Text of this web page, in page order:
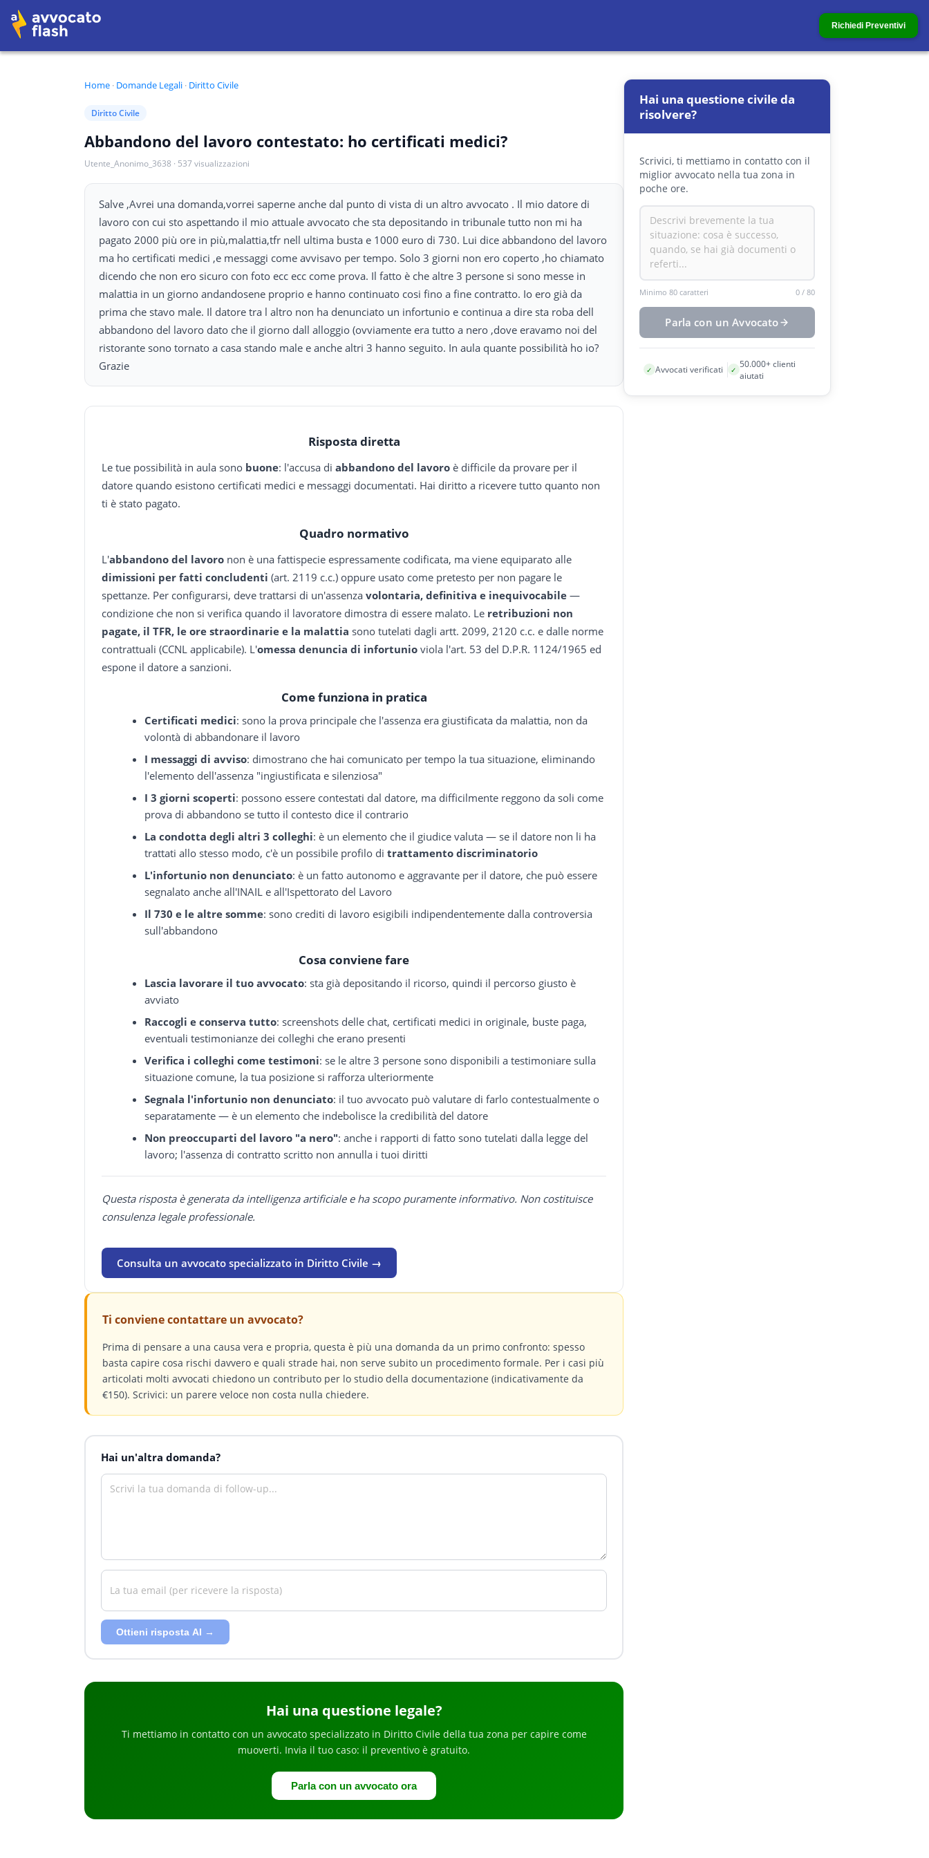
Richiedi Preventivi
Home · Domande Legali · Diritto Civile
Diritto Civile
Abbandono del lavoro contestato: ho certificati medici?
Utente_Anonimo_3638 · 537visualizzazioni
Salve ,Avrei una domanda,vorrei saperne anche dal punto di vista di un altro avvocato . Il mio datore di
lavoro con cui sto aspettando il mio attuale avvocato che sta depositando in tribunale tutto non mi ha
pagato 2000 più ore in più,malattia,tfr nell ultima busta e 1000 euro di 730. Lui dice abbandono del lavoro
ma ho certificati medici ,e messaggi come avvisavo per tempo. Solo 3 giorni non ero coperto ,ho chiamato
dicendo che non ero sicuro con foto ecc ecc come prova. Il fatto è che altre 3 persone si sono messe in
malattia in un giorno andandosene proprio e hanno continuato cosi fino a fine contratto. Io ero già da
prima che stavo male. Il datore tra l altro non ha denunciato un infortunio e continua a dire sta roba dell
abbandono del lavoro dato che il giorno dall alloggio (ovviamente era tutto a nero ,dove eravamo noi del
ristorante sono tornato a casa stando male e anche altri 3 hanno seguito. In aula quante possibilità ho io?
Grazie
Risposta diretta
Le tue possibilità in aula sono buone: l'accusa di abbandono del lavoro è difficile da provare per il
datore quando esistono certificati medici e messaggi documentati. Hai diritto a ricevere tutto quanto non
ti è stato pagato.
Quadro normativo
L'abbandono del lavoro non è una fattispecie espressamente codificata, ma viene equiparato alle
dimissioni per fatti concludenti (art. 2119 c.c.) oppure usato come pretesto per non pagare le
spettanze. Per configurarsi, deve trattarsi di un'assenza volontaria, definitiva e inequivocabile —
condizione che non si verifica quando il lavoratore dimostra di essere malato. Le retribuzioni non
pagate, il TFR, le ore straordinarie e la malattia sono tutelati dagli artt. 2099, 2120 c.c. e dalle norme
contrattuali (CCNL applicabile). L'omessa denuncia di infortunio viola l'art. 53 del D.P.R. 1124/1965 ed
espone il datore a sanzioni.
Come funziona in pratica
Certificati medici: sono la prova principale che l'assenza era giustificata da malattia, non da
volontà di abbandonare il lavoro
I messaggi di avviso: dimostrano che hai comunicato per tempo la tua situazione, eliminando
l'elemento dell'assenza "ingiustificata e silenziosa"
I 3 giorni scoperti: possono essere contestati dal datore, ma difficilmente reggono da soli come
prova di abbandono se tutto il contesto dice il contrario
La condotta degli altri 3 colleghi: è un elemento che il giudice valuta — se il datore non li ha
trattati allo stesso modo, c'è un possibile profilo ditrattamento discriminatorio
L'infortunio non denunciato: è un fatto autonomo e aggravante per il datore, che può essere
segnalato anche all'INAIL e all'Ispettorato del Lavoro
Il 730 e le altre somme: sono crediti di lavoro esigibili indipendentemente dalla controversia
sull'abbandono
Cosa conviene fare
Lascia lavorare il tuo avvocato: sta già depositando il ricorso, quindi il percorso giusto è
avviato
Raccogli e conserva tutto: screenshots delle chat, certificati medici in originale, buste paga,
eventuali testimonianze dei colleghi che erano presenti
Verifica i colleghi come testimoni: se le altre 3 persone sono disponibili a testimoniare sulla
situazione comune, la tua posizione si rafforza ulteriormente
Segnala l'infortunio non denunciato: il tuo avvocato può valutare di farlo contestualmente o
separatamente — è un elemento che indebolisce la credibilità del datore
Non preoccuparti del lavoro "a nero": anche i rapporti di fatto sono tutelati dalla legge del
lavoro; l'assenza di contratto scritto non annulla i tuoi diritti
Questa risposta è generata da intelligenza artificiale e ha scopo puramente informativo. Non costituisce
consulenza legale professionale.
Consulta un avvocato specializzato in Diritto Civile →
Ti conviene contattare un avvocato?
Prima di pensare a una causa vera e propria, questa è più una domanda da un primo confronto: spesso
basta capire cosa rischi davvero e quali strade hai, non serve subito un procedimento formale. Per i casi più
articolati molti avvocati chiedono un contributo per lo studio della documentazione (indicativamente da
€150). Scrivici: un parere veloce non costa nulla chiedere.
Hai un'altra domanda?
Ottieni risposta AI →
Hai una questione legale?
Ti mettiamo in contatto con un avvocato specializzato in Diritto Civiledella tua zona per capire come
muoverti. Invia il tuo caso: il preventivo è gratuito.
Parla con un avvocato ora
Hai una questione civile da
risolvere?
Scrivici, ti mettiamo in contatto con il
miglior avvocato nella tua zona in
poche ore.
Minimo 80 caratteri 0 / 80
Parla con un Avvocato
✓ Avvocati verificati ✓ 50.000+ clienti
aiutati